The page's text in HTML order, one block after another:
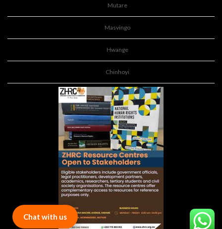
Mutare
Masvingo
Hwange
Chinhoyi
Chat with us